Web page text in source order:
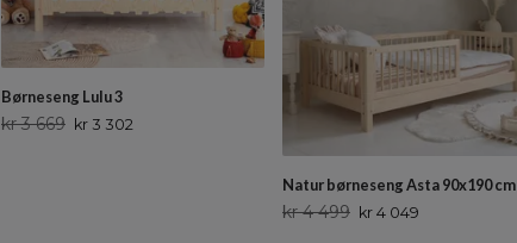
Børneseng Lulu 3
kr 3 669 kr 3 302
Natur børneseng Asta 90x190 cm
kr 4 499 kr 4 049